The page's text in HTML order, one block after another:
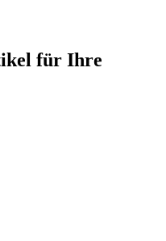
für Ihre